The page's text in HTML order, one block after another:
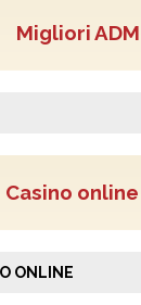
Migliori ADM
Casino online
ONLINE